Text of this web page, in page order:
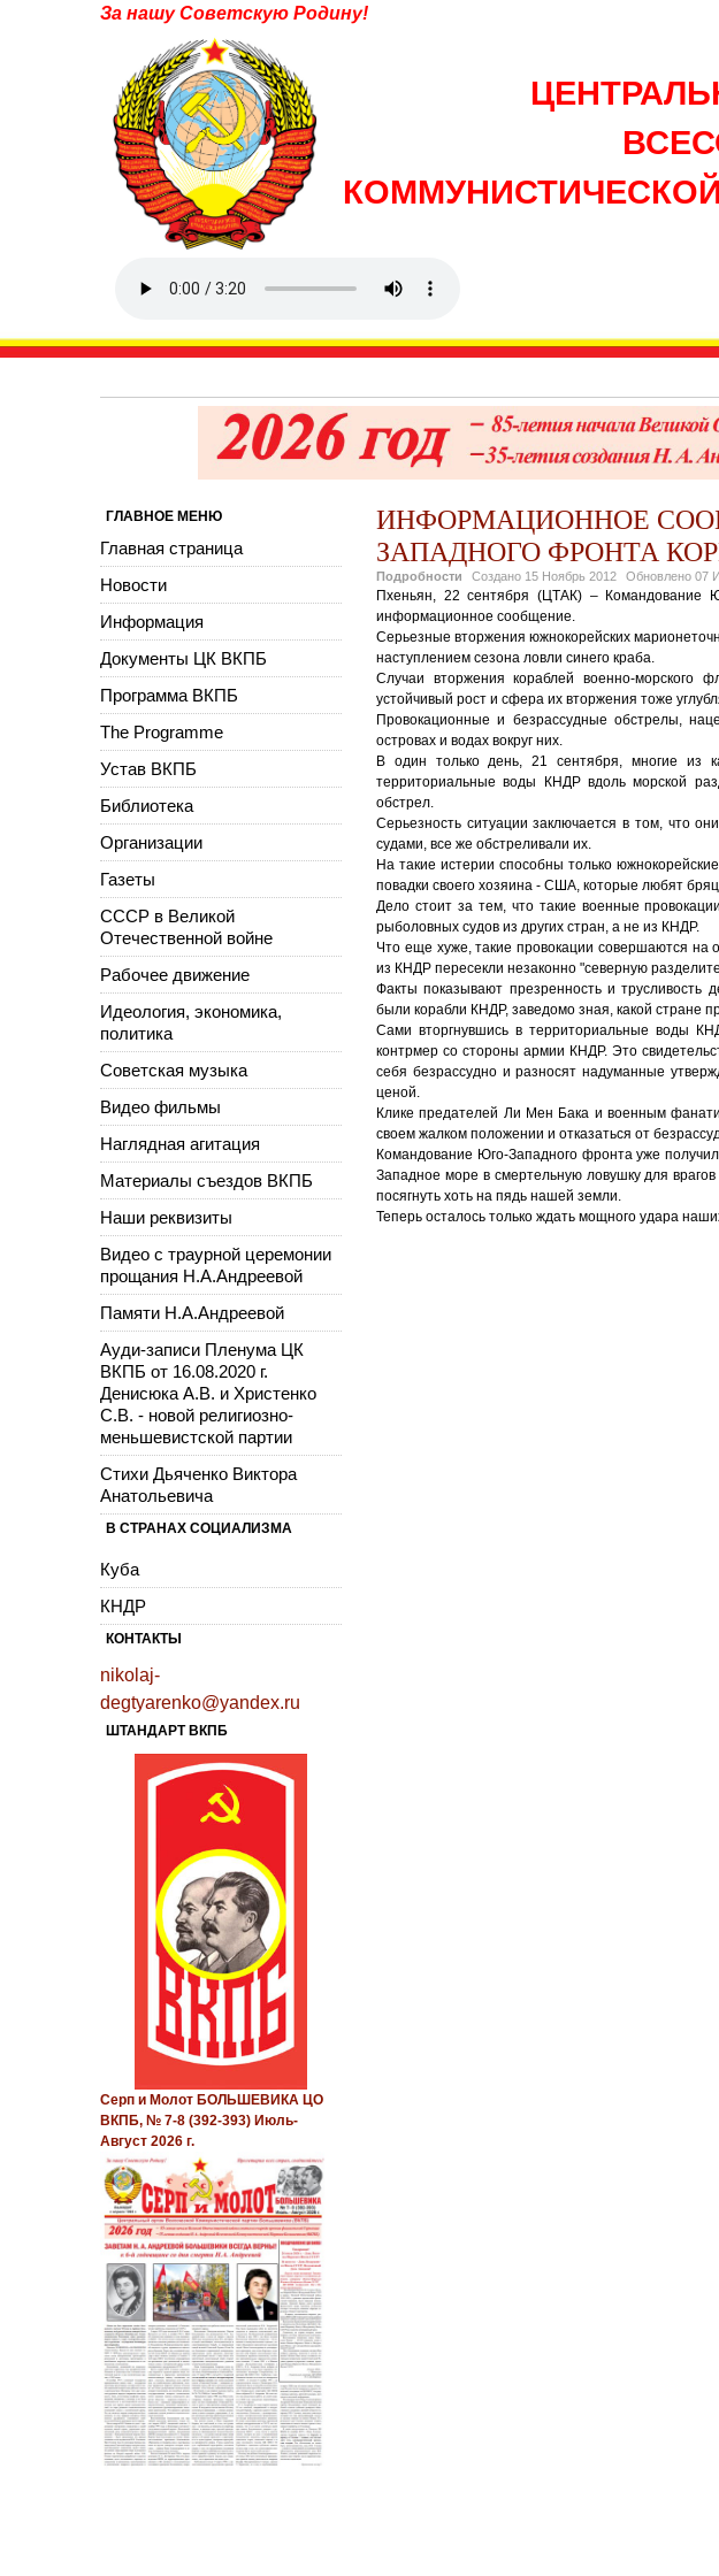
За нашу Советскую Родину!
ИНФОРМАЦИОННОЕ
ЗАПАДНОГО ФРОНТА
Подробности Создано 15 Ноябрь 2012 Обновлено 07
Пхеньян, 22 сентября (ЦТАК) – Командование
информационное сообщение.
Серьезные вторжения южнокорейских
наступлением сезона ловли синего краба.
Случаи вторжения кораблей военно-
устойчивый рост и сфера их вторжения тоже
Провокационные и безрассудные обстрелы,
островах и водах вокруг них.
В один только день, 21 сентября, многие из
территориальные воды КНДР вдоль морской
обстрел.
Серьезность ситуации заключается в том, что
судами, все же обстреливали их.
На такие истерии способны только
повадки своего хозяина - США, которые любят
Дело стоит за тем, что такие военные
рыболовных судов из других стран, а не из КНДР.
Что еще хуже, такие провокации совершаются
из КНДР пересекли незаконно "северную
Факты показывают презренность и трусливость
были корабли КНДР, заведомо зная, какой стране
Сами вторгнувшись в территориальные воды
контрмер со стороны армии КНДР. Это
себя безрассудно и разносят надуманные
ценой.
Клике предателей Ли Мен Бака и военным
своем жалком положении и отказаться от
Командование Юго-Западного фронта уже
Западное море в смертельную ловушку для
посягнуть хоть на пядь нашей земли.
Теперь осталось только ждать мощного удара
ГЛАВНОЕ МЕНЮ
Главная страница
Новости
Информация
Документы ЦК ВКПБ
Программа ВКПБ
The Programme
Устав ВКПБ
Библиотека
Организации
Газеты
СССР в Великой
Отечественной войне
Рабочее движение
Идеология, экономика,
политика
Советская музыка
Видео фильмы
Наглядная агитация
Материалы съездов ВКПБ
Наши реквизиты
Видео с траурной церемонии
прощания Н.А.Андреевой
Памяти Н.А.Андреевой
Ауди-записи Пленума ЦК
ВКПБ от 16.08.2020 г.
Денисюка А.В. и Христенко
С.В. - новой религиозно-
меньшевистской партии
Стихи Дьяченко Виктора
Анатольевича
В СТРАНАХ СОЦИАЛИЗМА
Куба
КНДР
КОНТАКТЫ
nikolaj-
degtyarenko@yandex.ru
ШТАНДАРТ ВКПБ
Серп и Молот БОЛЬШЕВИКА ЦО
ВКПБ, № 7-8 (392-393) Июль-
Август 2026 г.